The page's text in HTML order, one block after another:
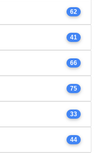
62
41
66
75
33
44